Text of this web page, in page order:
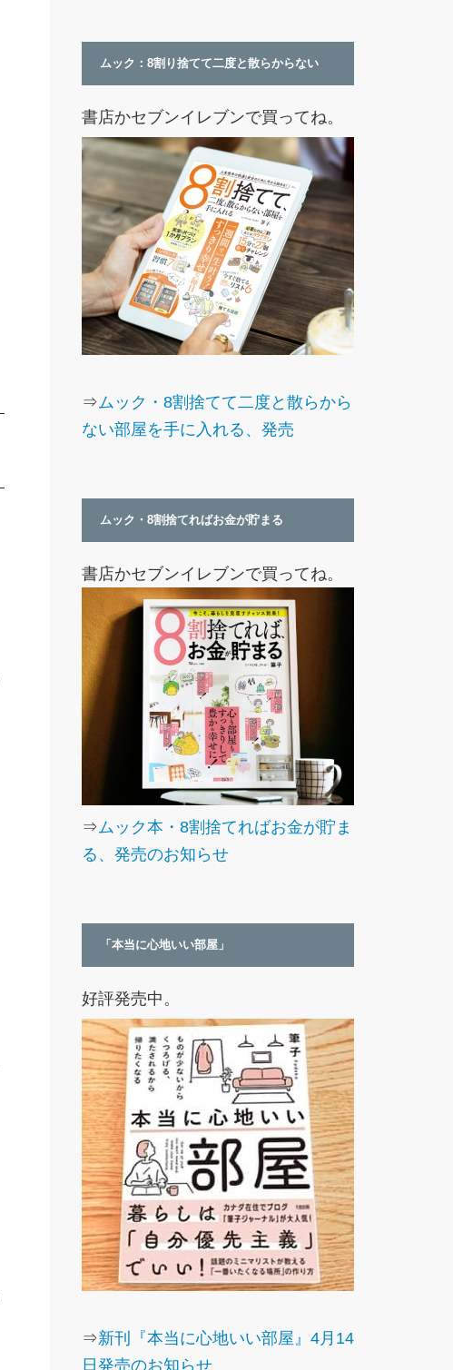
ムック：8割り捨てて二度と散らからない
書店かセブンイレブンで買ってね。
⇒ムック・8割捨てて二度と散らから
ない部屋を手に入れる、発売
ムック・8割捨てればお金が貯まる
書店かセブンイレブンで買ってね。
⇒ムック本・8割捨てればお金が貯ま
る、発売のお知らせ
「本当に心地いい部屋」
好評発売中。
⇒新刊『本当に心地いい部屋』4月14
日発売のお知らせ